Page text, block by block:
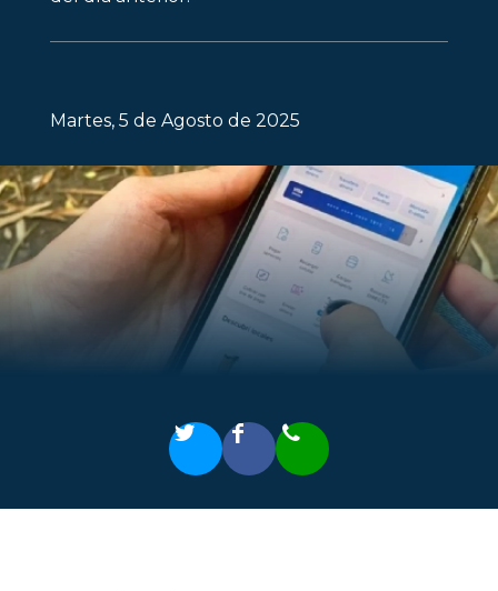
Martes, 5 de Agosto de 2025